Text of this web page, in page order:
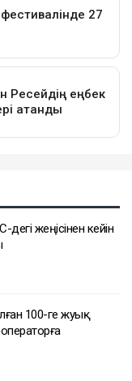
дегі жеңісінен кейін
100-ге жуық